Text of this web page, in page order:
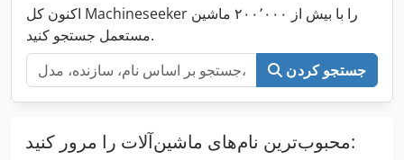
اکنون کل Machineseeker را با بیش از ۲۰۰٬۰۰۰ ماشین
مستعمل جستجو کنید.
جستجو کردن
محبوب‌ترین نام‌های ماشین‌آلات را مرور کنید: